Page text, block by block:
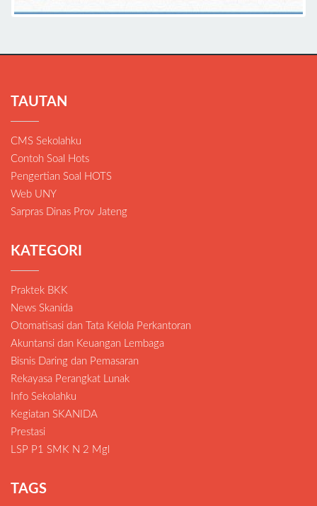
TAUTAN
CMS Sekolahku
Contoh Soal Hots
Pengertian Soal HOTS
Web UNY
Sarpras Dinas Prov Jateng
KATEGORI
Praktek BKK
News Skanida
Otomatisasi dan Tata Kelola Perkantoran
Akuntansi dan Keuangan Lembaga
Bisnis Daring dan Pemasaran
Rekayasa Perangkat Lunak
Info Sekolahku
Kegiatan SKANIDA
Prestasi
LSP P1 SMK N 2 Mgl
TAGS